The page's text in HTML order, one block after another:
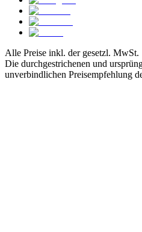
Alle Preise inkl. der gesetzl. MwSt.
Die durchgestrichenen und
unverbindlichen Preisempfehlung